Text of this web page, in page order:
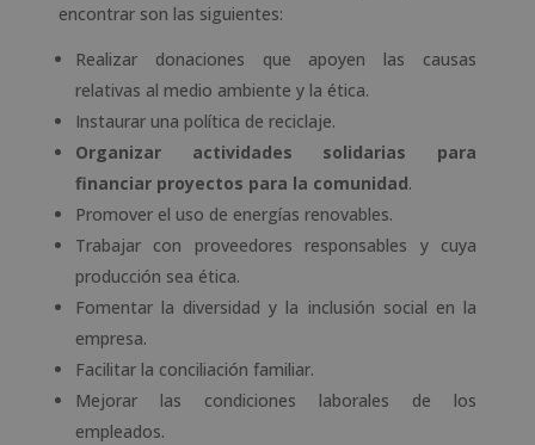
encontrar son las siguientes:
Realizar donaciones que apoyen las causas
relativas al medio ambiente y la ética.
Instaurar una política de reciclaje.
Organizar actividades solidarias para
financiar proyectos para la comunidad.
Promover el uso de energías renovables.
Trabajar con proveedores responsables y cuya
producción sea ética.
Fomentar la diversidad y la inclusión social en la
empresa.
Facilitar la conciliación familiar.
Mejorar las condiciones laborales de los
empleados.